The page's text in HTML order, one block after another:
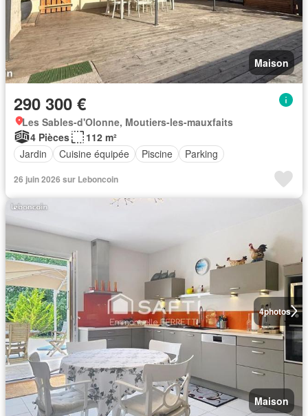
Maison
290 300 €
Les Sables-d'Olonne, Moutiers-les-mauxfaits
4 Pièces
112 m²
Jardin
Cuisine équipée Piscine Parking
26 juin 2026 sur Leboncoin
4photos
Maison